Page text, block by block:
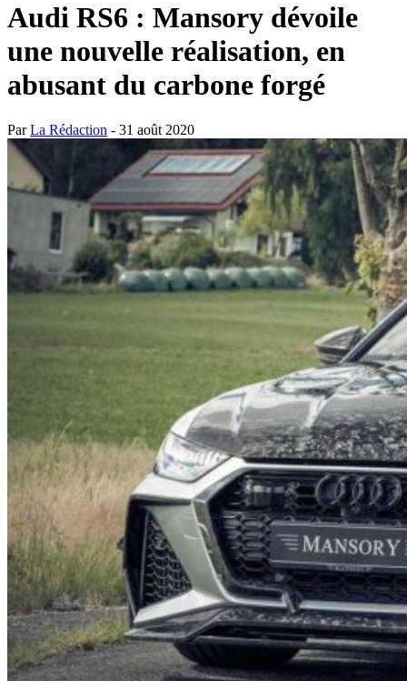
Audi RS6 : Mansory dévoile
une nouvelle réalisation, en
abusant du carbone forgé
ParLa Rédaction - 31 août 2020